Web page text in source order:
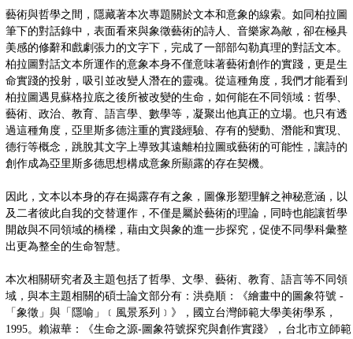
藝術與哲學之間，隱藏著本次專題關於文本和意象的線索。如同柏拉圖
筆下的對話錄中，表面看來與象徵藝術的詩人、音樂家為敵，卻在極具
美感的修辭和戲劇張力的文字下，完成了一部部勾勒真理的對話文本。
柏拉圖對話文本所運作的意象本身不僅意味著藝術創作的實踐，更是生
命實踐的投射，吸引並改變人潛在的靈魂。從這種角度，我們才能看到
柏拉圖遇見蘇格拉底之後所被改變的生命，如何能在不同領域：哲學、
藝術、政治、教育、語言學、數學等，凝聚出他真正的立場。也只有透
過這種角度，亞里斯多德注重的實踐經驗、存有的變動、潛能和實現、
德行等概念，跳脫其文字上導致其遠離柏拉圖或藝術的可能性，讓詩的
創作成為亞里斯多德思想構成意象所顯露的存在契機。
因此，文本以本身的存在揭露存有之象，圖像形塑理解之神秘意涵，以
及二者彼此自我的交替運作，不僅是屬於藝術的理論，同時也能讓哲學
開啟與不同領域的橋樑，藉由文與象的進一步探究，促使不同學科彙整
出更為整全的生命智慧。
本次相關研究者及主題包括了哲學、文學、藝術、教育、語言等不同領
域，與本主題相關的碩士論文部分有：洪堯順：《繪畫中的圖象符號 -
「象徵」與「隱喻」﹝風景系列﹞》，國立台灣師範大學美術學系，
1995。賴淑華：《生命之源-圖象符號探究與創作實踐》，台北市立師範